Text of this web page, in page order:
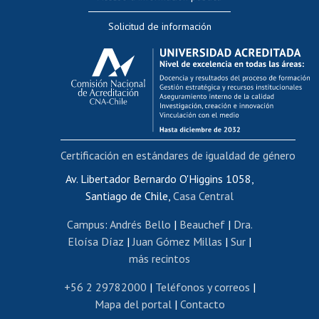
Evaluación docente
Calificación académica
Postulación al AUCAI
Funcionarias/os
Cursos internos de capacitación
Bienestar del personal
Portal de movilidad interna
Certificado de renta
Certificado de renta honorarios
Editar páginas blancas
Extranjeras/os
Revalidación y reconocimiento de títulos
Postulación al Programa de Movilidad Estudiantil
Solicitud de información
Av. Libertador Bernardo O'Higgins 1058,
Santiago de Chile, Casa Central
Campus: Andrés Bello | Beauchef| Dra.
Eloísa Díaz |Juan Gómez Millas | Sur |
más recintos
+56 2 29782000 | Teléfonos y correos |
Mapa del portal| Contacto
Certificación en estándares de igualdad de género